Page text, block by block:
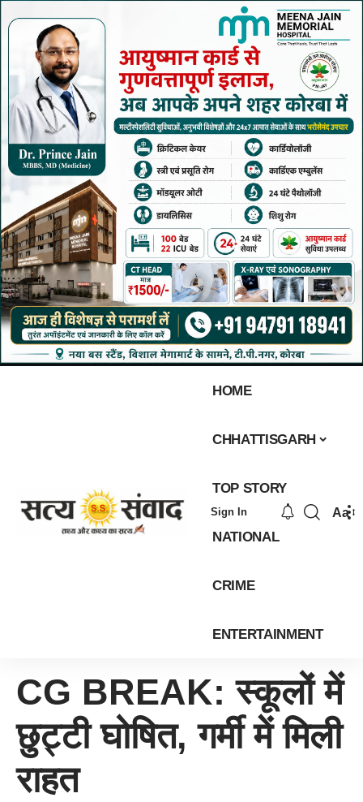
HOME
CHHATTISGARH
TOP STORY
NATIONAL
CRIME
ENTERTAINMENT
Sign In Aa
CG BREAK: स्कूलों में
छुट्टी घोषित, गर्मी में मिली
राहत